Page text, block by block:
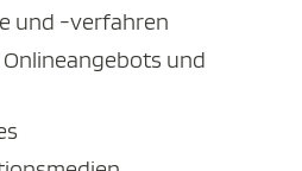
und -verfahren
und